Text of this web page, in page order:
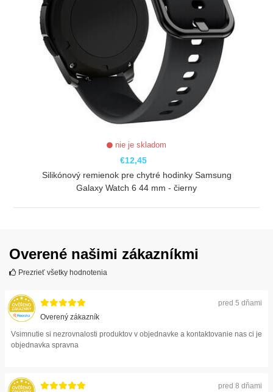
nie je skladom
€12,45
Silikónový remienok pre chytré hodinky Samsung
Galaxy Watch 6 44 mm - čierny
Overené našimi zákazníkmi
Prezrieť všetky hodnotenia
pred 5 dňami
Overený zákazník
Vsimnutie si nezrovnalosti produktov v objednavke a kontaktovanie nas ci je
objednavka spravna
pred 8 dňami